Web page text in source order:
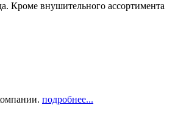
Кроме внушительного ассортимента
подробнее...